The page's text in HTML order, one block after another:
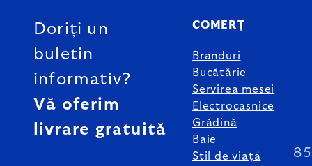
Doriți un
buletin
informativ?
Vă oferim
livrare gratuită
COMERȚ
Branduri
Bucătărie
Servirea mesei
Electrocasnice
Grădină
Baie
Stil de viață